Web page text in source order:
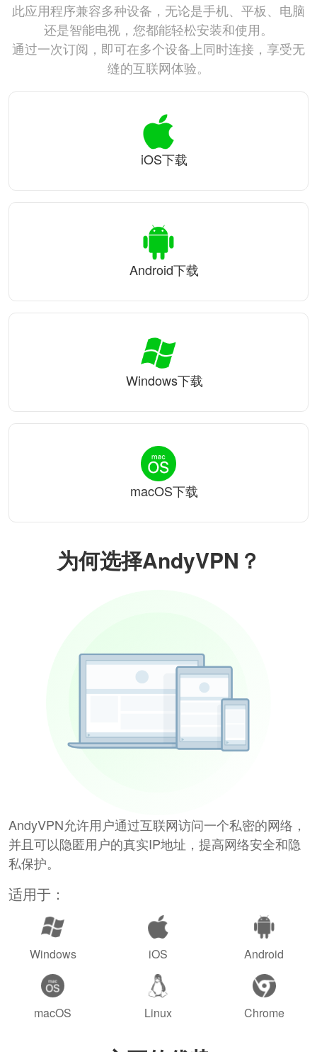
为何选择AndyVPN？
AndyVPN允许用户通过互联网访问一个私密的网络，
并且可以隐匿用户的真实IP地址，提高网络安全和隐
私保护。
适用于：
Windows iOS Android
macOS Linux Chrome
此应用程序兼容多种设备，无论是手机、平板、电脑
还是智能电视，您都能轻松安装和使用。
通过一次订阅，即可在多个设备上同时连接，享受无
缝的互联网体验。
iOS下载
Android下载
Windows下载
macOS下载